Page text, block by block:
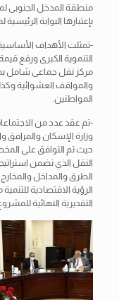
منطقة المدخل الجنوبى
بإعتبارها البوابة الرئيسية
-تمثلت الأهداف
التنموية الكبرى ورفع
مركز نقل جماعى شامل
والمواقف العشوائية
المواطنين.
وزارة الإسكان والمرافق
حيث تم التوافق على
النقل الذي تضمن
الطرق والمداخل
الرؤية الاقتصادية
التقديرية النهائية